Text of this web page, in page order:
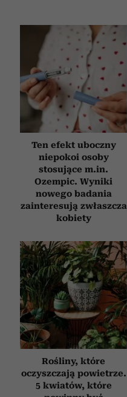
Ten efekt uboczny
niepokoi osoby
stosujące m.in.
Ozempic. Wyniki
nowego badania
zainteresują zwłaszcza
kobiety
Rośliny, które
oczyszczają powietrze.
5 kwiatów, które